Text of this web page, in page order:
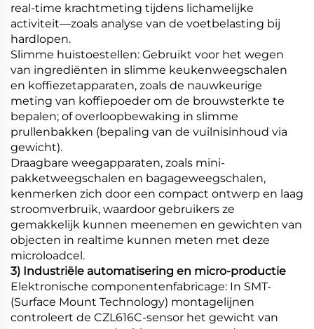
real-time krachtmeting tijdens lichamelijke
activiteit—zoals analyse van de voetbelasting bij
hardlopen.
Slimme huistoestellen: Gebruikt voor het wegen
van ingrediënten in slimme keukenweegschalen
en koffiezetapparaten, zoals de nauwkeurige
meting van koffiepoeder om de brouwsterkte te
bepalen; of overloopbewaking in slimme
prullenbakken (bepaling van de vuilnisinhoud via
gewicht).
Draagbare weegapparaten, zoals mini-
pakketweegschalen en bagageweegschalen,
kenmerken zich door een compact ontwerp en laag
stroomverbruik, waardoor gebruikers ze
gemakkelijk kunnen meenemen en gewichten van
objecten in realtime kunnen meten met deze
microloadcel.
3) Industriële automatisering en micro-productie
Elektronische componentenfabricage: In SMT-
(Surface Mount Technology) montagelijnen
controleert de CZL616C-sensor het gewicht van